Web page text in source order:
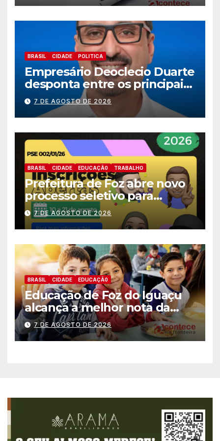
BRASIL CIDADE POLITICA
Empresário Deoclecio Duarte
desponta entre os principais
nomes do União Brasil para
deputado estadual
7 DE AGOSTO DE 2026
BRASIL CIDADE EDUCAÇÃ0 TRABALHO
Prefeitura de Foz abre novo
processo seletivo para
estagiários
7 DE AGOSTO DE 2026
BRASIL CIDADE EDUCAÇÃ0
Educação de Foz do Iguaçu
alcança a melhor nota da
história no IDEB
7 DE AGOSTO DE 2026